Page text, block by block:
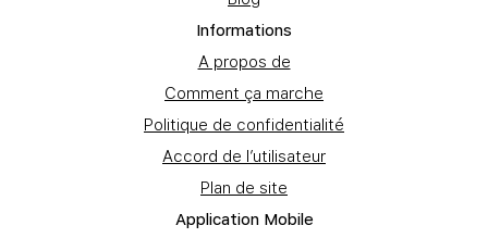
Informations
A propos de
Comment ça marche
Politique de confidentialité
Accord de l’utilisateur
Plan de site
Application Mobile